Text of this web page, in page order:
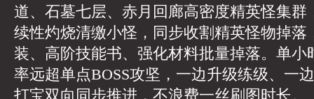
道、石墓七层、赤月回廊高密度精英怪集群
续性灼烧清缴小怪，同步收割精英怪物掉落
装、高阶技能书、强化材料批量掉落。单小
率远超单点BOSS攻坚，一边升级练级、一
打宝双向同步推进，不浪费一丝刷图时长。